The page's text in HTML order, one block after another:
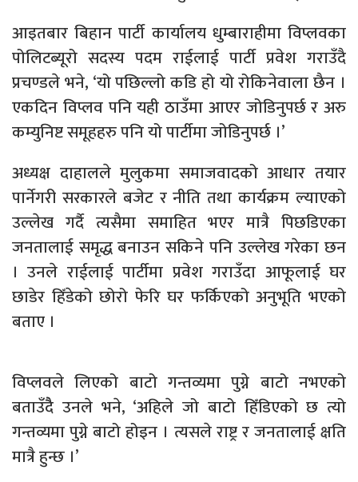
आइतबार बिहान पार्टी कार्यालय धुम्बाराहीमा विप्लवका
पोलिटब्यूरो सदस्य पदम राईलाई पार्टी प्रवेश गराउँदै
प्रचण्डले भने, ‘यो पछिल्लो कडि हो यो रोकिनेवाला छैन ।
एकदिन विप्लव पनि यही ठाउँमा आएर जोडिनुपर्छ र अरु
कम्युनिष्ट समूहहरु पनि यो पार्टीमा जोडिनुपर्छ ।’
अध्यक्ष दाहालले मुलुकमा समाजवादको आधार तयार
पार्नेगरी सरकारले बजेट र नीति तथा कार्यक्रम ल्याएको
उल्लेख गर्दै त्यसैमा समाहित भएर मात्रै पिछडिएका
जनतालाई समृद्ध बनाउन सकिने पनि उल्लेख गरेका छन
। उनले राईलाई पार्टीमा प्रवेश गराउँदा आफूलाई घर
छाडेर हिँडेको छोरो फेरि घर फर्किएको अनुभूति भएको
बताए ।
विप्लवले लिएको बाटो गन्तव्यमा पुग्ने बाटो नभएको
बताउँदैै उनले भने, ‘अहिले जो बाटो हिँडिएको छ त्यो
गन्तव्यमा पुग्ने बाटो होइन । त्यसले राष्ट्र र जनतालाई क्षति
मात्रै हुन्छ ।’